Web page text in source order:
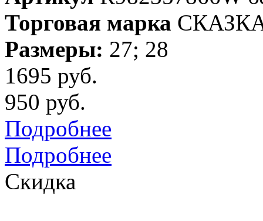
Торговая марка
Размеры: 27; 28
1695 руб.
950 руб.
Подробнее
Подробнее
Скидка